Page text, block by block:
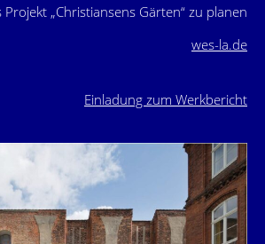
Projekt „Christiansens Gärten“ zu planen
wes-la.de
Einladung zum Werkbericht